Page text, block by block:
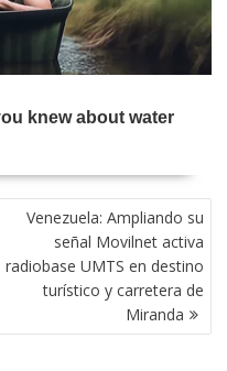
Venezuela: Ampliando su
señal Movilnet activa
radiobase UMTS en destino
turístico y carretera de
Miranda